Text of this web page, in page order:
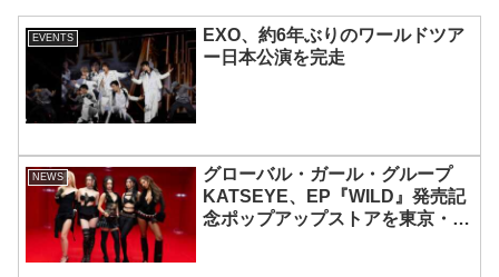
EVENTS
EXO、約6年ぶりのワールドツア
ー日本公演を完走
NEWS
グローバル・ガール・グループ
KATSEYE、EP『WILD』発売記
念ポップアップストアを東京・原